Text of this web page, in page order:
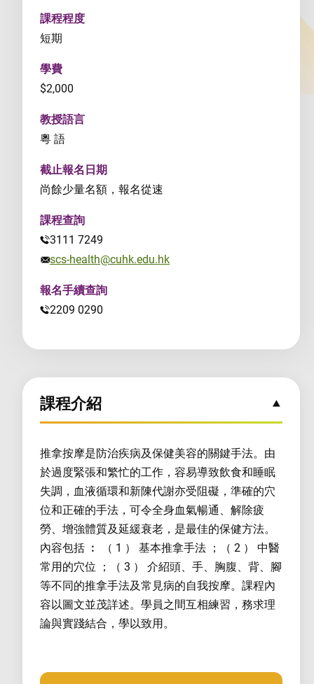
課程程度
短期
學費
$2,000
教授語言
粵 語
截止報名日期
尚餘少量名額，報名從速
課程查詢
3111 7249
scs-health@cuhk.edu.hk
報名手續查詢
2209 0290
課程介紹
推拿按摩是防治疾病及保健美容的關鍵手法。由
於過度緊張和繁忙的工作，容易導致飲食和睡眠
失調，血液循環和新陳代謝亦受阻礙，準確的穴
位和正確的手法，可令全身血氣暢通、解除疲
勞、增強體質及延緩衰老，是最佳的保健方法。
內容包括 ︰ （ 1 ） 基本推拿手法 ；（ 2 ） 中醫
常用的穴位 ；（ 3 ） 介紹頭、手、胸腹、背、腳
等不同的推拿手法及常見病的自我按摩。課程內
容以圖文並茂詳述。學員之間互相練習，務求理
論與實踐結合，學以致用。